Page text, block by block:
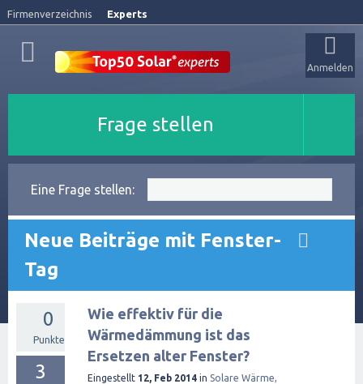
Firmenverzeichnis Experts
Anmelden
Frage stellen
Eine Frage stellen:
Neue Beiträge mit Fenster-
Tag
0
Punkte
3
Wie effektiv für die
Wärmedämmung ist das
Ersetzen alter Fenster?
Eingestellt 12, Feb 2014 in Solare Wärme,